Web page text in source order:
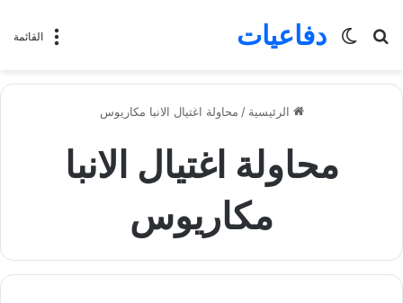
القائمة دفاعيات
بحث
الوضع
الرئيسية / محاولة اغتيال الانبا مكاريوس
محاولة اغتيال الانبا
مكاريوس